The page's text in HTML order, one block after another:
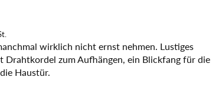
wirklich nicht ernst nehmen. Lustiges
Drahtkordel zum Aufhängen, ein Blickfang für die
Haustür.